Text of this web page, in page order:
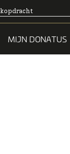
MIJN DONATUS